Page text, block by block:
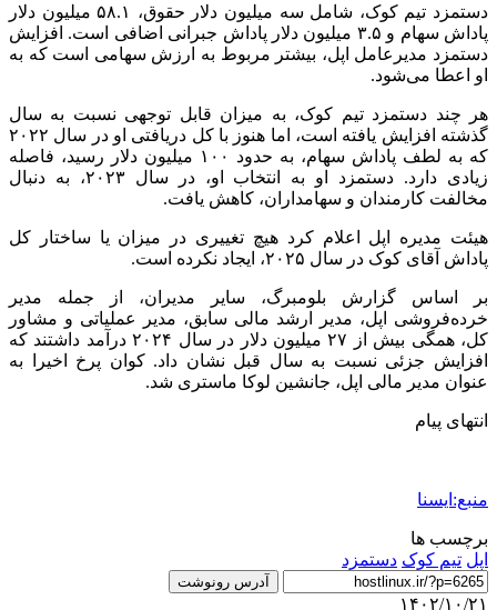
دستمزد تیم کوک، شامل سه میلیون دلار حقوق، ۵۸.۱ میلیون دلار
پاداش سهام و ۳.۵ میلیون دلار پاداش جبرانی اضافی است. افزایش
دستمزد مدیرعامل اپل، بیشتر مربوط به ارزش سهامی است که به
او اعطا می‌شود.
هر چند دستمزد تیم کوک، به میزان قابل توجهی نسبت به سال
گذشته افزایش یافته است، اما هنوز با کل دریافتی او در سال ۲۰۲۲
که به لطف پاداش سهام، به حدود ۱۰۰ میلیون دلار رسید، فاصله
زیادی دارد. دستمزد او به انتخاب او، در سال ۲۰۲۳، به دنبال
مخالفت کارمندان و سهامداران، کاهش یافت.
هیئت مدیره اپل اعلام کرد هیچ تغییری در میزان یا ساختار کل
پاداش آقای کوک در سال ۲۰۲۵، ایجاد نکرده است.
بر اساس گزارش بلومبرگ، سایر مدیران، از جمله مدیر
خرده‌فروشی اپل، مدیر ارشد مالی سابق، مدیر عملیاتی و مشاور
کل، همگی بیش از ۲۷ میلیون دلار در سال ۲۰۲۴ درآمد داشتند که
افزایش جزئی نسبت به سال قبل نشان داد. کوان پرخ اخیرا به
عنوان مدیر مالی اپل، جانشین لوکا ماستری شد.
انتهای پیام
منبع:ایسنا
برچسب ها
اپل تیم کوک دستمزد
آدرس رونوشت
۱۴۰۲/۱۰/۲۱